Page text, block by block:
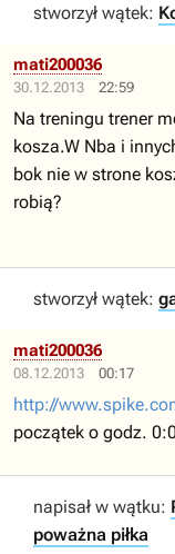
stworzył wątek:
30.12.2013 22:59
mati200036
Na treningu trener
kosza.W Nba i
bok nie w strone
robią?
stworzył wątek:
08.12.2013 00:17
mati200036
http://
początek o godz.
napisał w wątku:
poważna piłka